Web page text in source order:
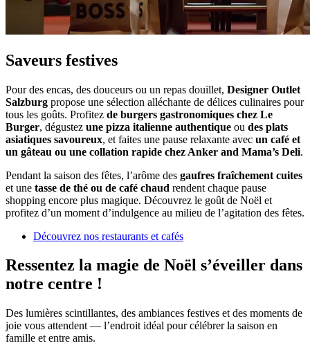
Saveurs festives
Pour des encas, des douceurs ou un repas douillet, Designer Outlet
Salzburg propose une sélection alléchante de délices culinaires pour
tous les goûts. Profitez de burgers gastronomiques chez Le
Burger, dégustez une pizza italienne authentique ou des plats
asiatiques savoureux, et faites une pause relaxante avec un café et
un gâteau ou une collation rapide chez Anker and Mama’s Deli.
Pendant la saison des fêtes, l’arôme des gaufres fraîchement cuites
et une tasse de thé ou de café chaud rendent chaque pause
shopping encore plus magique. Découvrez le goût de Noël et
profitez d’un moment d’indulgence au milieu de l’agitation des fêtes.
Découvrez nos restaurants et cafés
Ressentez la magie de Noël s’éveiller dans
notre centre !
Des lumières scintillantes, des ambiances festives et des moments de
joie vous attendent — l’endroit idéal pour célébrer la saison en
famille et entre amis.